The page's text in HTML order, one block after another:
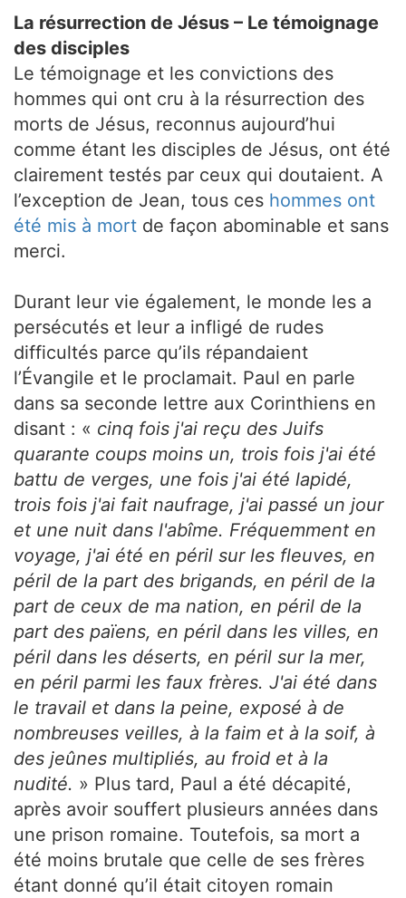
La résurrection de Jésus – Le témoignage
des disciples
Le témoignage et les convictions des
hommes qui ont cru à la résurrection des
morts de Jésus, reconnus aujourd’hui
comme étant les disciples de Jésus, ont été
clairement testés par ceux qui doutaient. A
l’exception de Jean, tous ces hommes ont
été mis à mort de façon abominable et sans
merci.
Durant leur vie également, le monde les a
persécutés et leur a infligé de rudes
difficultés parce qu’ils répandaient
l’Évangile et le proclamait. Paul en parle
dans sa seconde lettre aux Corinthiens en
disant : « cinq fois j'ai reçu des Juifs
quarante coups moins un, trois fois j'ai été
battu de verges, une fois j'ai été lapidé,
trois fois j'ai fait naufrage, j'ai passé un jour
et une nuit dans l'abîme. Fréquemment en
voyage, j'ai été en péril sur les fleuves, en
péril de la part des brigands, en péril de la
part de ceux de ma nation, en péril de la
part des païens, en péril dans les villes, en
péril dans les déserts, en péril sur la mer,
en péril parmi les faux frères. J'ai été dans
le travail et dans la peine, exposé à de
nombreuses veilles, à la faim et à la soif, à
des jeûnes multipliés, au froid et à la
nudité. » Plus tard, Paul a été décapité,
après avoir souffert plusieurs années dans
une prison romaine. Toutefois, sa mort a
été moins brutale que celle de ses frères
étant donné qu’il était citoyen romain